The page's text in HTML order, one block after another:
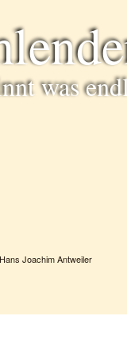
was
Hans Joachim Antweiler